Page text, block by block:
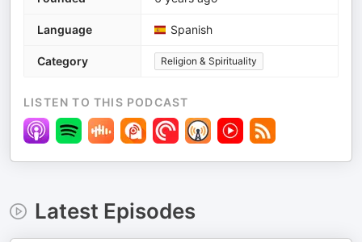
Language Spanish
Category Religion & Spirituality
LISTEN TO THIS PODCAST
Latest Episodes